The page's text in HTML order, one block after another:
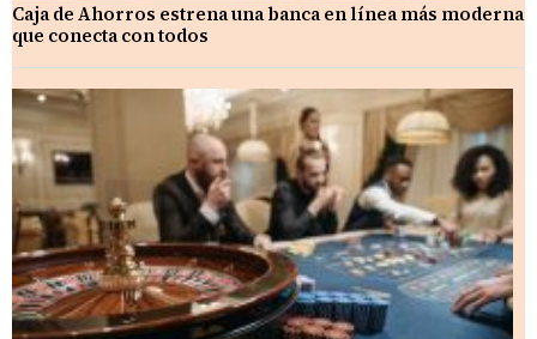
Caja de Ahorros estrena una banca en línea más moderna
que conecta con todos